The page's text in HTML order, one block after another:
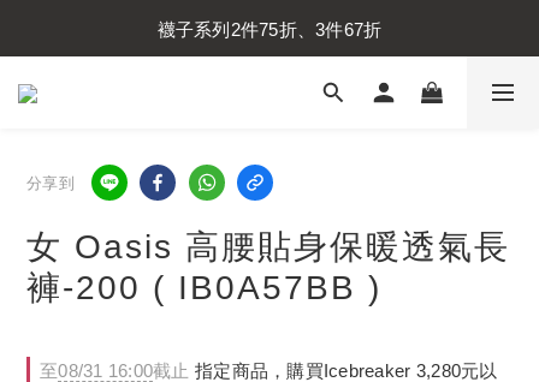
內衣褲系列2件75折、3件67折
襪子系列2件75折、3件67折
內衣褲系列2件75折、3件67折
分享到
女 Oasis 高腰貼身保暖透氣長
褲-200 ( IB0A57BB )
至08/31 16:00截止 指定商品，購買Icebreaker 3,280元以